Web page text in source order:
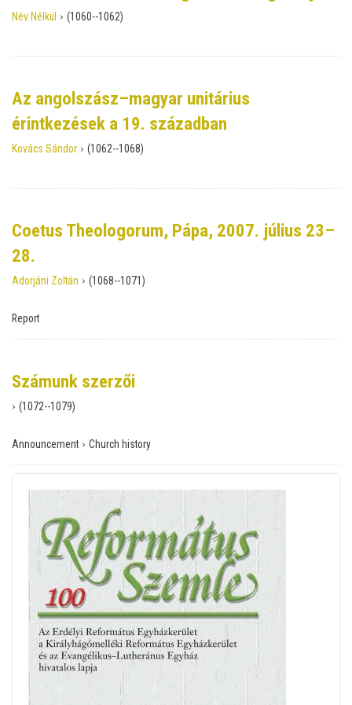
Név Nélkül › (1060--1062)
Az angolszász–magyar unitárius
érintkezések a 19. században
Kovács Sándor › (1062--1068)
Coetus Theologorum, Pápa, 2007. július 23–
28.
Adorjáni Zoltán › (1068--1071)
Report
Számunk szerzői
› (1072--1079)
Announcement › Church history